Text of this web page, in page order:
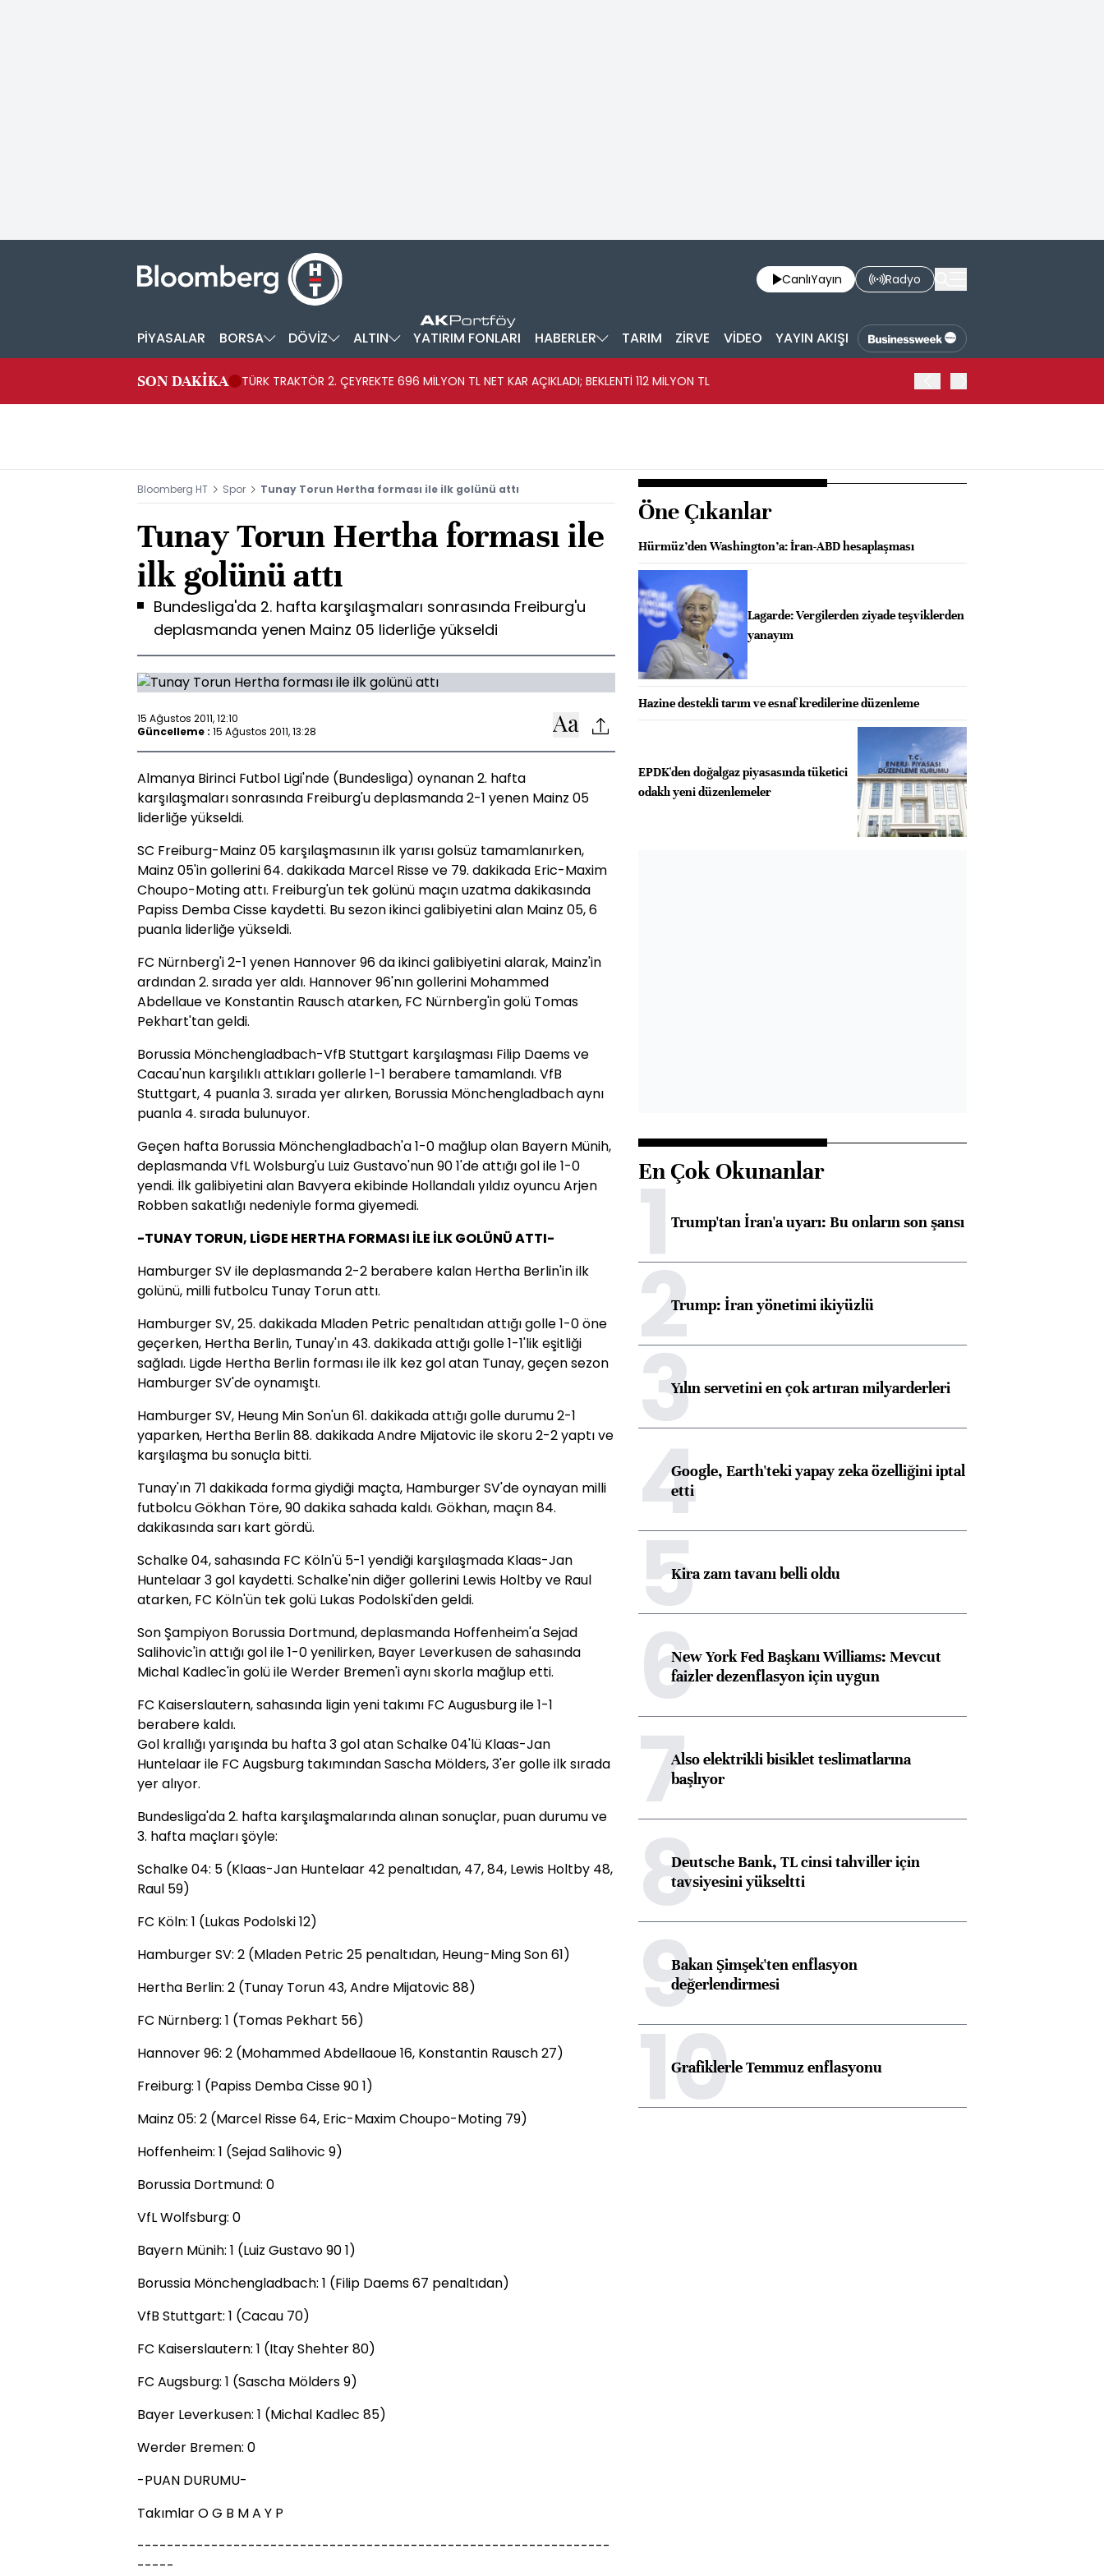
CanlıYayın Radyo
PİYASALAR BORSA DÖVİZ ALTIN YATIRIM FONLARI HABERLER TARIM ZİRVE VİDEO YAYIN AKIŞI
SON DAKİKA TÜRK TRAKTÖR 2. ÇEYREKTE 696 MİLYON TL NET KAR AÇIKLADI; BEKLENTİ 112 MİLYON TL
Bloomberg HT Spor Tunay Torun Hertha forması ile ilk golünü attı
Tunay Torun Hertha forması ile
ilk golünü attı
Bundesliga'da 2. hafta karşılaşmaları sonrasında Freiburg'u
deplasmanda yenen Mainz 05 liderliğe yükseldi
15 Ağustos 2011, 12:10
Güncelleme : 15 Ağustos 2011, 13:28
Almanya Birinci Futbol Ligi'nde (Bundesliga) oynanan 2. hafta
karşılaşmaları sonrasında Freiburg'u deplasmanda 2-1 yenen Mainz 05
liderliğe yükseldi.
SC Freiburg-Mainz 05 karşılaşmasının ilk yarısı golsüz tamamlanırken,
Mainz 05'in gollerini 64. dakikada Marcel Risse ve 79. dakikada Eric-Maxim
Choupo-Moting attı. Freiburg'un tek golünü maçın uzatma dakikasında
Papiss Demba Cisse kaydetti. Bu sezon ikinci galibiyetini alan Mainz 05, 6
puanla liderliğe yükseldi.
FC Nürnberg'i 2-1 yenen Hannover 96 da ikinci galibiyetini alarak, Mainz'in
ardından 2. sırada yer aldı. Hannover 96'nın gollerini Mohammed
Abdellaue ve Konstantin Rausch atarken, FC Nürnberg'in golü Tomas
Pekhart'tan geldi.
Borussia Mönchengladbach-VfB Stuttgart karşılaşması Filip Daems ve
Cacau'nun karşılıklı attıkları gollerle 1-1 berabere tamamlandı. VfB
Stuttgart, 4 puanla 3. sırada yer alırken, Borussia Mönchengladbach aynı
puanla 4. sırada bulunuyor.
Geçen hafta Borussia Mönchengladbach'a 1-0 mağlup olan Bayern Münih,
deplasmanda VfL Wolsburg'u Luiz Gustavo'nun 90 1'de attığı gol ile 1-0
yendi. İlk galibiyetini alan Bavyera ekibinde Hollandalı yıldız oyuncu Arjen
Robben sakatlığı nedeniyle forma giyemedi.
-TUNAY TORUN, LİGDE HERTHA FORMASI İLE İLK GOLÜNÜ ATTI-
Hamburger SV ile deplasmanda 2-2 berabere kalan Hertha Berlin'in ilk
golünü, milli futbolcu Tunay Torun attı.
Hamburger SV, 25. dakikada Mladen Petric penaltıdan attığı golle 1-0 öne
geçerken, Hertha Berlin, Tunay'ın 43. dakikada attığı golle 1-1'lik eşitliği
sağladı. Ligde Hertha Berlin forması ile ilk kez gol atan Tunay, geçen sezon
Hamburger SV'de oynamıştı.
Hamburger SV, Heung Min Son'un 61. dakikada attığı golle durumu 2-1
yaparken, Hertha Berlin 88. dakikada Andre Mijatovic ile skoru 2-2 yaptı ve
karşılaşma bu sonuçla bitti.
Tunay'ın 71 dakikada forma giydiği maçta, Hamburger SV'de oynayan milli
futbolcu Gökhan Töre, 90 dakika sahada kaldı. Gökhan, maçın 84.
dakikasında sarı kart gördü.
Schalke 04, sahasında FC Köln'ü 5-1 yendiği karşılaşmada Klaas-Jan
Huntelaar 3 gol kaydetti. Schalke'nin diğer gollerini Lewis Holtby ve Raul
atarken, FC Köln'ün tek golü Lukas Podolski'den geldi.
Son Şampiyon Borussia Dortmund, deplasmanda Hoffenheim'a Sejad
Salihovic'in attığı gol ile 1-0 yenilirken, Bayer Leverkusen de sahasında
Michal Kadlec'in golü ile Werder Bremen'i aynı skorla mağlup etti.
FC Kaiserslautern, sahasında ligin yeni takımı FC Augusburg ile 1-1
berabere kaldı.
Gol krallığı yarışında bu hafta 3 gol atan Schalke 04'lü Klaas-Jan
Huntelaar ile FC Augsburg takımından Sascha Mölders, 3'er golle ilk sırada
yer alıyor.
Bundesliga'da 2. hafta karşılaşmalarında alınan sonuçlar, puan durumu ve
3. hafta maçları şöyle:
Schalke 04: 5 (Klaas-Jan Huntelaar 42 penaltıdan, 47, 84, Lewis Holtby 48,
Raul 59)
FC Köln: 1 (Lukas Podolski 12)
Hamburger SV: 2 (Mladen Petric 25 penaltıdan, Heung-Ming Son 61)
Hertha Berlin: 2 (Tunay Torun 43, Andre Mijatovic 88)
FC Nürnberg: 1 (Tomas Pekhart 56)
Hannover 96: 2 (Mohammed Abdellaoue 16, Konstantin Rausch 27)
Freiburg: 1 (Papiss Demba Cisse 90 1)
Mainz 05: 2 (Marcel Risse 64, Eric-Maxim Choupo-Moting 79)
Hoffenheim: 1 (Sejad Salihovic 9)
Borussia Dortmund: 0
VfL Wolfsburg: 0
Bayern Münih: 1 (Luiz Gustavo 90 1)
Borussia Mönchengladbach: 1 (Filip Daems 67 penaltıdan)
VfB Stuttgart: 1 (Cacau 70)
FC Kaiserslautern: 1 (Itay Shehter 80)
FC Augsburg: 1 (Sascha Mölders 9)
Bayer Leverkusen: 1 (Michal Kadlec 85)
Werder Bremen: 0
-PUAN DURUMU-
Takımlar O G B M A Y P
----------------------------------------------------------------
-----
Öne Çıkanlar
Hürmüz’den Washington’a: İran-ABD hesaplaşması
Lagarde: Vergilerden ziyade teşviklerden
yanayım
Hazine destekli tarım ve esnaf kredilerine düzenleme
EPDK'den doğalgaz piyasasında tüketici
odaklı yeni düzenlemeler
En Çok Okunanlar
1Trump'tan İran'a uyarı: Bu onların son şansı
2Trump: İran yönetimi ikiyüzlü
3Yılın servetini en çok artıran milyarderleri
4Google, Earth'teki yapay zeka özelliğini iptal
etti
5Kira zam tavanı belli oldu
6New York Fed Başkanı Williams: Mevcut
faizler dezenflasyon için uygun
7Also elektrikli bisiklet teslimatlarına
başlıyor
8Deutsche Bank, TL cinsi tahviller için
tavsiyesini yükseltti
9Bakan Şimşek'ten enflasyon
değerlendirmesi
10
Grafiklerle Temmuz enflasyonu